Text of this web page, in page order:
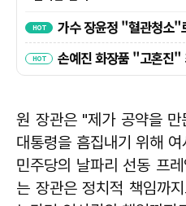
원 장관은 "제가 공약을
대통령을 흠집내기 위해
민주당의 날파리 선동 프
는 장관은 정치적 책임까